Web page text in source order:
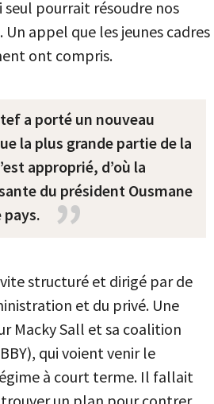
seul pourrait résoudre nos
appel que les jeunes cadres
ont compris.
a porté un nouveau
la plus grande partie de la
approprié, d’où la
du président Ousmane
structuré et dirigé par de
et du privé. Une
Macky Sall et sa coalition
qui voient venir le
à court terme. Il fallait